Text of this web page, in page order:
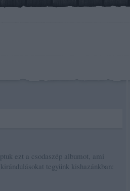
ezt a csodaszép albumot, ami
tegyünk kishazánkban: